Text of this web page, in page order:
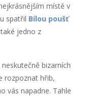
místě v
spatřil Bílou poušť
jedno z
bizarních
rozpoznat hřib,
vás napadne. Tahle